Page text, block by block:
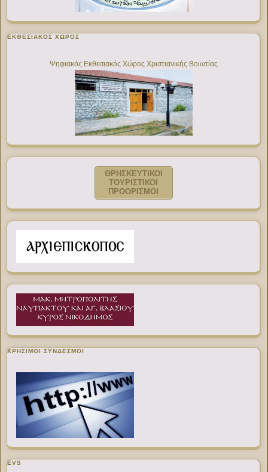
ΕΚΘΕΣΙΑΚΌΣ ΧΏΡΟΣ
Ψηφιακός Εκθεσιακός Χώρος Χριστιανικής Βοιωτίας
ΘΡΗΣΚΕΥΤΙΚΟΙ
ΤΟΥΡΙΣΤΙΚΟΙ
ΠΡΟΟΡΙΣΜΟΙ
ΧΡΉΣΙΜΟΙ ΣΎΝΔΕΣΜΟΙ
EVS